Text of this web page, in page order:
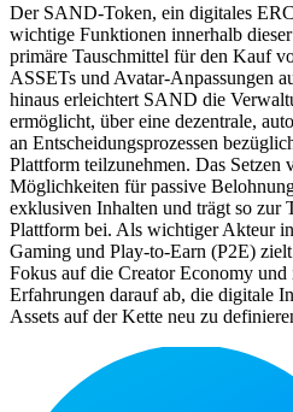
Der SAND-Token, ein digitales
wichtige Funktionen innerhalb
primäre Tauschmittel für den Kauf
ASSETs und Avatar-Anpassungen
hinaus erleichtert SAND die
ermöglicht, über eine dezentrale,
an Entscheidungsprozessen
Plattform teilzunehmen. Das Setzen
Möglichkeiten für passive
exklusiven Inhalten und trägt so zur
Plattform bei. Als wichtiger Akteur
Gaming und Play-to-Earn (P2E)
Fokus auf die Creator Economy und
Erfahrungen darauf ab, die digitale
Assets auf der Kette neu zu